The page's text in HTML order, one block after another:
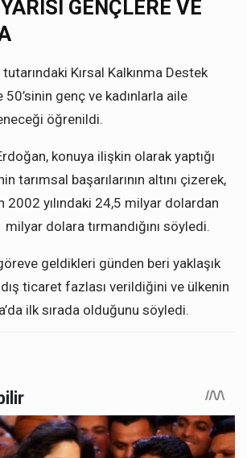
GENÇLERE VE
Kırsal Kalkınma Destek
50’sinin genç ve kadınlarla aile
öğrenildi.
konuya ilişkin olarak yaptığı
tarımsal başarılarının altını çizerek,
2002 yılındaki 24,5 milyar dolardan
milyar dolara tırmandığını söyledi.
geldikleri günden beri yaklaşık
ticaret fazlası verildiğini ve ülkenin
ilk sırada olduğunu söyledi.